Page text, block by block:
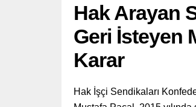
Hak Arayan
Geri İsteyen
Karar
Hak İşçi Sendikaları